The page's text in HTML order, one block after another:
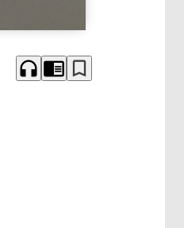
headphones chrome_reader_mode bookmark_border